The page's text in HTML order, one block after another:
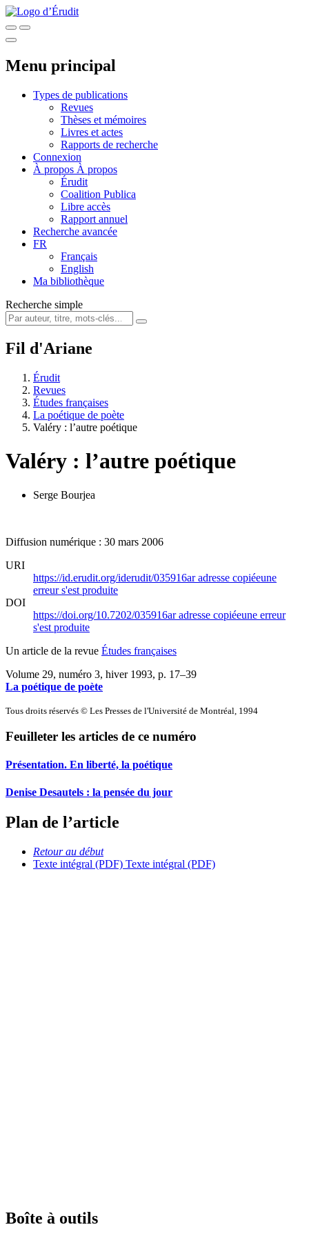
Menu principal
Types de publications
Revues
Thèses et mémoires
Livres et actes
Rapports de recherche
Connexion
À propos À propos
Érudit
Coalition Publica
Libre accès
Rapport annuel
Recherche avancée
FR
Français
English
Ma bibliothèque
Recherche simple
Fil d'Ariane
Érudit
Revues
Études françaises
La poétique de poète
Valéry : l’autre poétique
Valéry : l’autre poétique
Serge Bourjea
Diffusion numérique : 30 mars 2006
URI
https://id.erudit.org/iderudit/035916aradresse copiéeune
erreur s'est produite
DOI
https://doi.org/10.7202/035916aradresse copiéeune erreur
s'est produite
Un article de la revue Études françaises
Volume 29, numéro 3, hiver 1993, p. 17–39
La poétique de poète
Tous droits réservés © Les Presses de l'Université de Montréal, 1994
Feuilleter les articles de ce numéro
Présentation. En liberté, la poétique
Denise Desautels : la pensée du jour
Plan de l’article
Retour au début
Texte intégral (PDF) Texte intégral (PDF)
Boîte à outils